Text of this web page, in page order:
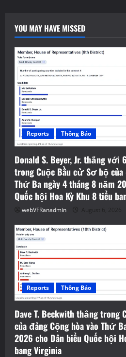
YOU MAY HAVE MISSED
Reports Thông Báo
Donald S. Beyer, Jr. thắng với
trong Cuộc Bầu cử Sơ bộ của
Thứ Ba ngày 4 tháng 8 năm
Quốc hội Hoa Kỳ Khu 8 tiểu
webVFRanadmin August 6, 2026
Reports Thông Báo
Dave T. Beckwith thắng trong
của đảng Cộng hòa vào Thứ
2026 cho Dân biểu Quốc hội
bang Virginia